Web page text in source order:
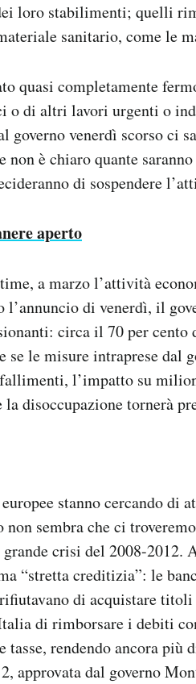
loro stabilimenti; quelli
sanitario, come le
quasi completamente
o di altri lavori urgenti o
governo venerdì scorso ci
non è chiaro quante
di sospendere
aperto
a marzo l’attività
l’annuncio di venerdì, il
circa il 70 per cento
se le misure intraprese dal
l’impatto su
disoccupazione tornerà
stanno cercando di
sembra che ci
crisi del 2008-2012.
“stretta creditizia”: le
di acquistare
di rimborsare i debiti
tasse, rendendo ancora
approvata dal governo